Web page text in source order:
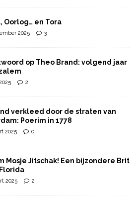
Oorlog… en Tora
2025 3
op Theo Brand: volgend jaar
2
verkleed door de straten van
Poerim in 1778
2025 0
Mosje Jitschak! Een bijzondere Brit
2025 2